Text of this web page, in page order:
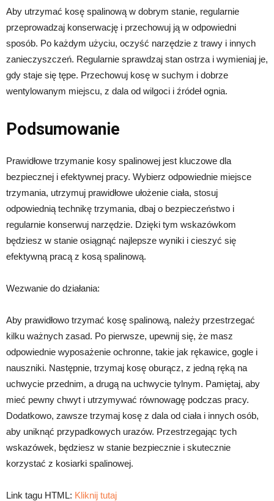
Aby utrzymać kosę spalinową w dobrym stanie, regularnie
przeprowadzaj konserwację i przechowuj ją w odpowiedni
sposób. Po każdym użyciu, oczyść narzędzie z trawy i innych
zanieczyszczeń. Regularnie sprawdzaj stan ostrza i wymieniaj je,
gdy staje się tępe. Przechowuj kosę w suchym i dobrze
wentylowanym miejscu, z dala od wilgoci i źródeł ognia.
Podsumowanie
Prawidłowe trzymanie kosy spalinowej jest kluczowe dla
bezpiecznej i efektywnej pracy. Wybierz odpowiednie miejsce
trzymania, utrzymuj prawidłowe ułożenie ciała, stosuj
odpowiednią technikę trzymania, dbaj o bezpieczeństwo i
regularnie konserwuj narzędzie. Dzięki tym wskazówkom
będziesz w stanie osiągnąć najlepsze wyniki i cieszyć się
efektywną pracą z kosą spalinową.
Wezwanie do działania:
Aby prawidłowo trzymać kosę spalinową, należy przestrzegać
kilku ważnych zasad. Po pierwsze, upewnij się, że masz
odpowiednie wyposażenie ochronne, takie jak rękawice, gogle i
nauszniki. Następnie, trzymaj kosę oburącz, z jedną ręką na
uchwycie przednim, a drugą na uchwycie tylnym. Pamiętaj, aby
mieć pewny chwyt i utrzymywać równowagę podczas pracy.
Dodatkowo, zawsze trzymaj kosę z dala od ciała i innych osób,
aby uniknąć przypadkowych urazów. Przestrzegając tych
wskazówek, będziesz w stanie bezpiecznie i skutecznie
korzystać z kosiarki spalinowej.
Link tagu HTML: Kliknij tutaj